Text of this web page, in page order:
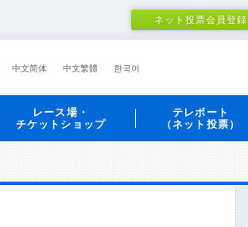
ネット投票会員登録
中文简体 中文繁體 한국어
レース場・
チケットショップ
テレボート
（ネット投票）